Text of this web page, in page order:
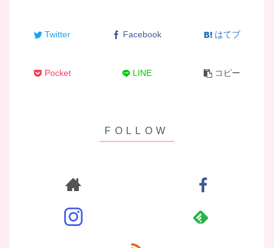
Twitter Facebook はてブ
Pocket LINE コピー